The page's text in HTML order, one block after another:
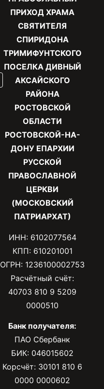
ПРИХОД ХРАМА
СВЯТИТЕЛЯ
СПИРИДОНА
ТРИМИФУНТСКОГО
ПОСЕЛКА ДИВНЫЙ
АКСАЙСКОГО
РАЙОНА
РОСТОВСКОЙ
ОБЛАСТИ
РОСТОВСКОЙ-НА-
ДОНУ ЕПАРХИИ
РУССКОЙ
ПРАВОСЛАВНОЙ
ЦЕРКВИ
(МОСКОВСКИЙ
ПАТРИАРХАТ)
ИНН: 6102077564
КПП: 610201001
ОГРН: 1236100002753
Расчётный счёт:
40703 810 9 5209
0000510
Банк получателя:
ПАО Сбербанк
БИК: 046015602
Корсчёт: 30101 810 6
0000 0000602